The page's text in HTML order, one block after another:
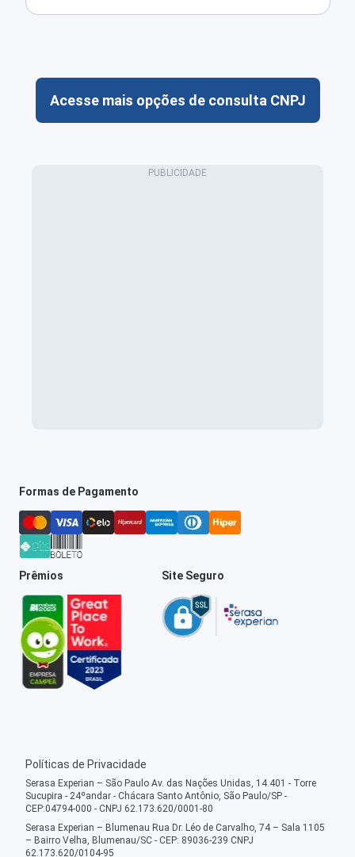
Acesse mais opções de consulta CNPJ
Formas de Pagamento
Prêmios Site Seguro
Políticas de Privacidade
Serasa Experian – São Paulo Av. das Nações Unidas, 14.401 - Torre
Sucupira - 24ºandar - Chácara Santo Antônio, São Paulo/SP -
CEP:04794-000 - CNPJ 62.173.620/0001-80
Serasa Experian – Blumenau Rua Dr. Léo de Carvalho, 74 – Sala 1105
– Bairro Velha, Blumenau/SC - CEP: 89036-239 CNPJ
62.173.620/0104-95